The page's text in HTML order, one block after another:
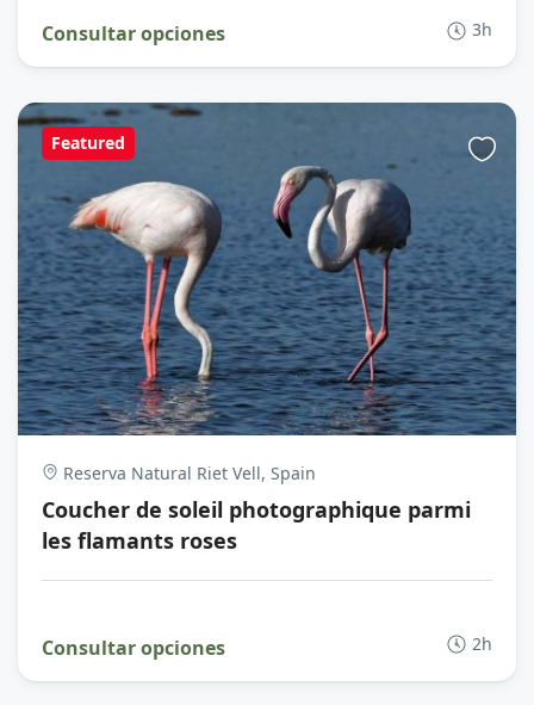
Consultar opciones 3h
Featured
Reserva Natural Riet Vell, Spain
Coucher de soleil photographique parmi
les flamants roses
Consultar opciones 2h